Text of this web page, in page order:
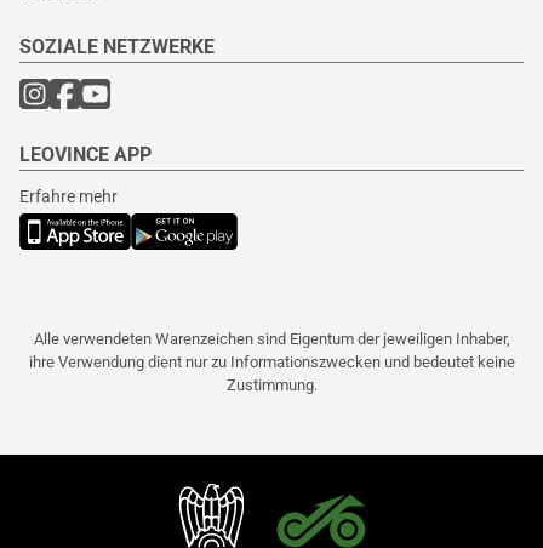
SOZIALE NETZWERKE
LEOVINCE APP
Erfahre mehr
Alle verwendeten Warenzeichen sind Eigentum der jeweiligen Inhaber,
ihre Verwendung dient nur zu Informationszwecken und bedeutet keine
Zustimmung.